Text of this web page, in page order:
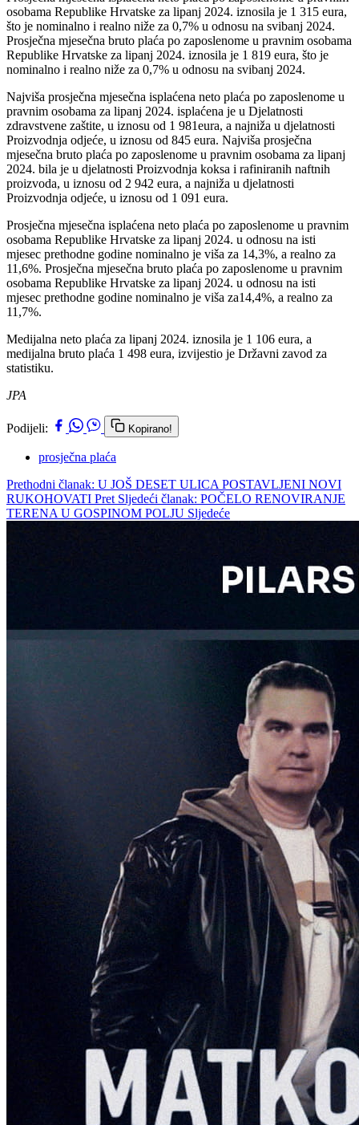
osobama Republike Hrvatske za lipanj 2024. iznosila je 1 315 eura,
što je nominalno i realno niže za 0,7% u odnosu na svibanj 2024.
Prosječna mjesečna bruto plaća po zaposlenome u pravnim osobama
Republike Hrvatske za lipanj 2024. iznosila je 1 819 eura, što je
nominalno i realno niže za 0,7% u odnosu na svibanj 2024.
Najviša prosječna mjesečna isplaćena neto plaća po zaposlenome u
pravnim osobama za lipanj 2024. isplaćena je u Djelatnosti
zdravstvene zaštite, u iznosu od 1 981eura, a najniža u djelatnosti
Proizvodnja odjeće, u iznosu od 845 eura. Najviša prosječna
mjesečna bruto plaća po zaposlenome u pravnim osobama za lipanj
2024. bila je u djelatnosti Proizvodnja koksa i rafiniranih naftnih
proizvoda, u iznosu od 2 942 eura, a najniža u djelatnosti
Proizvodnja odjeće, u iznosu od 1 091 eura.
Prosječna mjesečna isplaćena neto plaća po zaposlenome u pravnim
osobama Republike Hrvatske za lipanj 2024. u odnosu na isti
mjesec prethodne godine nominalno je viša za 14,3%, a realno za
11,6%. Prosječna mjesečna bruto plaća po zaposlenome u pravnim
osobama Republike Hrvatske za lipanj 2024. u odnosu na isti
mjesec prethodne godine nominalno je viša za14,4%, a realno za
11,7%.
Medijalna neto plaća za lipanj 2024. iznosila je 1 106 eura, a
medijalna bruto plaća 1 498 eura, izvijestio je Državni zavod za
statistiku.
JPA
Podijeli: Kopirano!
prosječna plaća
Prethodni članak: U JOŠ DESET ULICA POSTAVLJENI NOVI
RUKOHOVATI Pret Sljedeći članak: POČELO RENOVIRANJE
TERENA U GOSPINOM POLJU Sljedeće